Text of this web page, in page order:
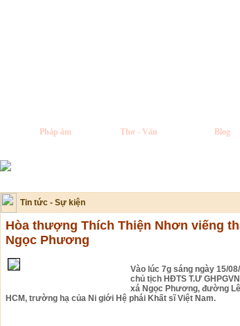
Pháp âm Thơ - Văn Blog
Tin tức - Sự kiện
Hòa thượng Thích Thiện Nhơn viếng
Ngọc Phương
Vào lúc 7g sáng ngày 15/
chủ tịch HĐTS T.Ư
xá Ngọc Phương, đường Lê
HCM, trường hạ của Ni giới Hệ phái Khất sĩ Việt Nam.